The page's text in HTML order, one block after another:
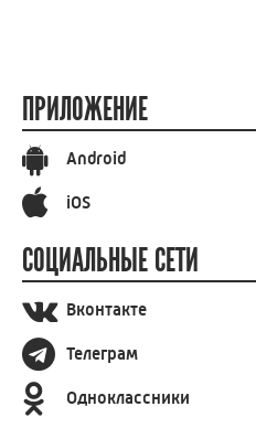
ПРИЛОЖЕНИЕ
Android
iOS
СОЦИАЛЬНЫЕ СЕТИ
Вконтакте
Телеграм
Одноклассники